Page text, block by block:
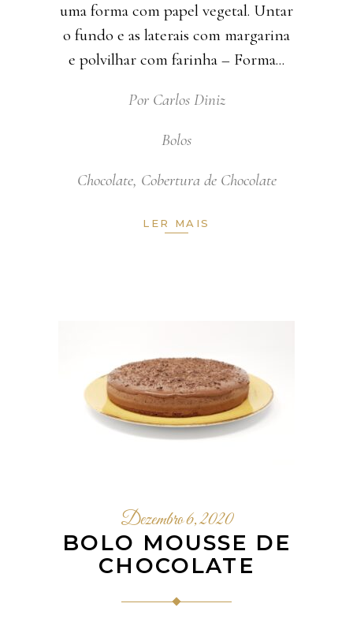
uma forma com papel vegetal. Untar
o fundo e as laterais com margarina
e polvilhar com farinha – Forma
Por Carlos Diniz
Bolos
Chocolate, Cobertura de Chocolate
LER MAIS
Dezembro 6, 2020
BOLO MOUSSE DE
CHOCOLATE